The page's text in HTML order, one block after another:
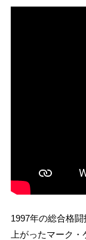
1997年の総合格
上がったマーク